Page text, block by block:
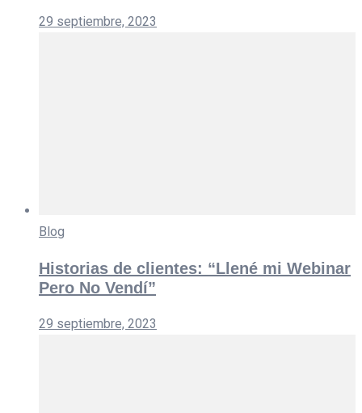
29 septiembre, 2023
Blog
Historias de clientes: “Llené mi Webinar
Pero No Vendí”
29 septiembre, 2023